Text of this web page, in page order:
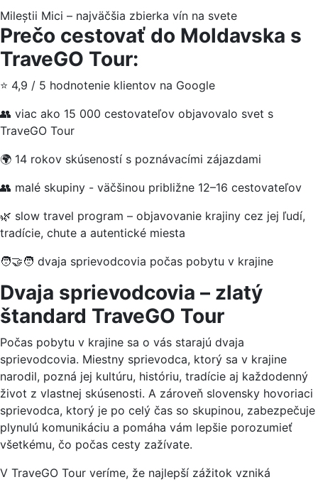
Mileștii Mici – najväčšia zbierka vín na svete
Prečo cestovať do Moldavska s
TraveGO Tour:
⭐ 4,9 / 5 hodnotenie klientov na Google
👥 viac ako 15 000 cestovateľov objavovalo svet s
TraveGO Tour
🌍 14 rokov skúseností s poznávacími zájazdami
👥 malé skupiny - väčšinou približne 12–16 cestovateľov
🌿 slow travel program – objavovanie krajiny cez jej ľudí,
tradície, chute a autentické miesta
🧑‍🤝‍🧑 dvaja sprievodcovia počas pobytu v krajine
Dvaja sprievodcovia – zlatý
štandard TraveGO Tour
Počas pobytu v krajine sa o vás starajú dvaja
sprievodcovia. Miestny sprievodca, ktorý sa v krajine
narodil, pozná jej kultúru, históriu, tradície aj každodenný
život z vlastnej skúsenosti. A zároveň slovensky hovoriaci
sprievodca, ktorý je po celý čas so skupinou, zabezpečuje
plynulú komunikáciu a pomáha vám lepšie porozumieť
všetkému, čo počas cesty zažívate.
V TraveGO Tour veríme, že najlepší zážitok vzniká